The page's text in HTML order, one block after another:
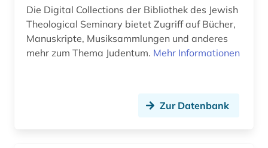
avantgarde (1)
Die Digital Collections der Bibliothek des Jewish
Theological Seminary bietet Zugriff auf Bücher,
Manuskripte, Musiksammlungen und anderes
mehr zum Thema Judentum. Mehr Informationen
Zur Datenbank